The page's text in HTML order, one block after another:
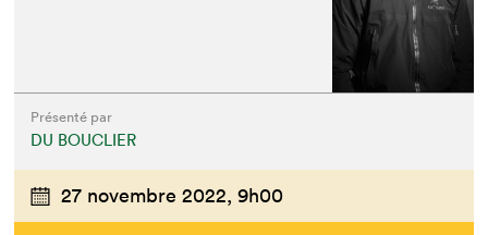
Que cherchez-vous?
Présenté par
DU BOUCLIER
27 novembre 2022, 9h00